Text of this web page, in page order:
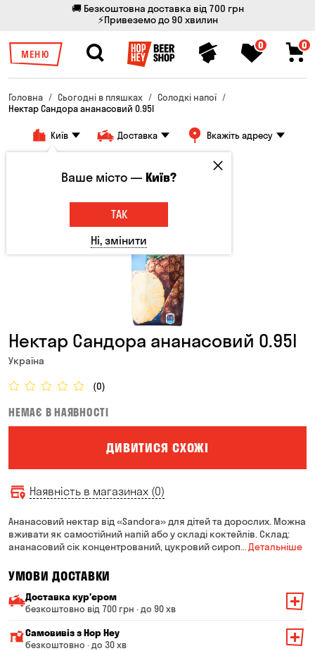
🚚 Безкоштовна доставка від 700 грн
⚡Привеземо до 90 хвилин
МЕНЮ
0 0
Головна Сьогодні в пляшках
Солодкі напої
Нектар Сандора ананасовий 0.95l
Київ Доставка Вкажіть адресу
Нектар Сандора ананасовий 0.95l
Україна
(0)
НЕМАЄ В НАЯВНОСТІ
ДИВИТИСЯ СХОЖІ
Наявність в магазинах (0)
Ананасовий нектар від «Sandora» для дітей та дорослих. Можна
вживати як самостійний напій або у складі коктейлів. Склад:
ананасовий сік концентрований, цукровий сироп… Детальніше
УМОВИ ДОСТАВКИ
Доставка курʼєром
безкоштовно від 700 грн · до 90 хв
Мінімальна сума всього замовлення — 200 грн
Вартість доставки залежить від суми всього замовлення:
Самовивіз з Hop Hey
безкоштовно · до 30 хв
Ваше місто —Київ?
ТАК
Ні, змінити